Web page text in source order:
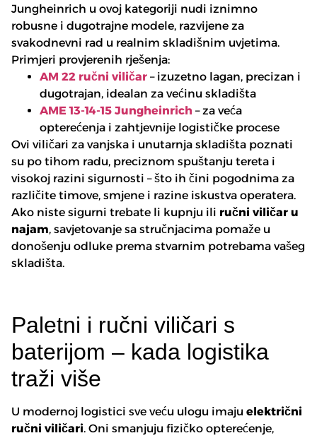
Jungheinrich u ovoj kategoriji nudi iznimno
robusne i dugotrajne modele, razvijene za
svakodnevni rad u realnim skladišnim uvjetima.
Primjeri provjerenih rješenja:
AM 22 ručni viličar – izuzetno lagan, precizan i
dugotrajan, idealan za većinu skladišta
AME 13-14-15 Jungheinrich – za veća
opterećenja i zahtjevnije logističke procese
Ovi viličari za vanjska i unutarnja skladišta poznati
su po tihom radu, preciznom spuštanju tereta i
visokoj razini sigurnosti – što ih čini pogodnima za
različite timove, smjene i razine iskustva operatera.
Ako niste sigurni trebate li kupnju ili ručni viličar u
najam, savjetovanje sa stručnjacima pomaže u
donošenju odluke prema stvarnim potrebama vašeg
skladišta.
Paletni i ručni viličari s
baterijom – kada logistika
traži više
U modernoj logistici sve veću ulogu imaju električni
ručni viličari. Oni smanjuju fizičko opterećenje,